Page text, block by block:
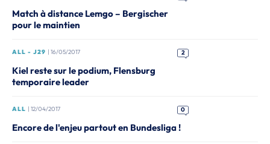
Match à distance Lemgo – Bergischer
pour le maintien
ALL - J29 | 16/05/2017 2
Kiel reste sur le podium, Flensburg
temporaire leader
ALL | 12/04/2017 0
Encore de l'enjeu partout en Bundesliga !